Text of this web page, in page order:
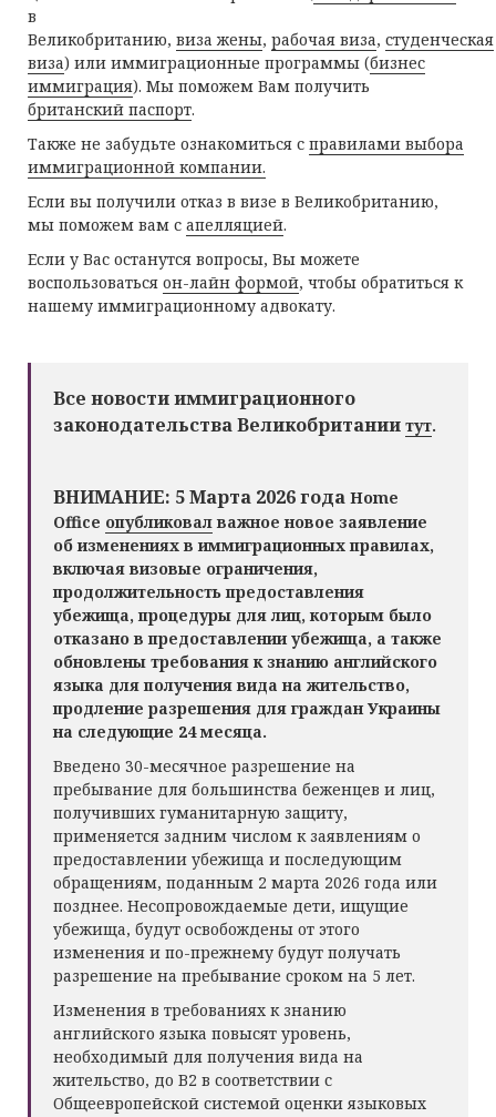
в
Великобританию, виза жены, рабочая виза, студенческая
виза) или иммиграционные программы (бизнес
иммиграция). Мы поможем Вам получить
британский паспорт.
Также не забудьте ознакомиться с правилами выбора
иммиграционной компании.
Если вы получили отказ в визе в Великобританию,
мы поможем вам с апелляцией.
Если у Вас останутся вопросы, Вы можете
воспользоваться он-лайн формой, чтобы обратиться к
нашему иммиграционному адвокату.
Все новости иммиграционного
законодательства Великобритании тут.
ВНИМАНИЕ: 5 Марта 2026 года Home
Office опубликовалважное новое заявление
об изменениях в иммиграционных правилах,
включая визовые ограничения,
продолжительность предоставления
убежища, процедуры для лиц, которым было
отказано в предоставлении убежища, а также
обновлены требования к знанию английского
языка для получения вида на жительство,
продление разрешения для граждан Украины
на следующие 24 месяца.
Введено 30-месячное разрешение на
пребывание для большинства беженцев и лиц,
получивших гуманитарную защиту,
применяется задним числом к ​​заявлениям о
предоставлении убежища и последующим
обращениям, поданным 2 марта 2026 года или
позднее. Несопровождаемые дети, ищущие
убежища, будут освобождены от этого
изменения и по-прежнему будут получать
разрешение на пребывание сроком на 5 лет.
Изменения в требованиях к знанию
английского языка повысят уровень,
необходимый для получения вида на
жительство, до B2 в соответствии с
Общеевропейской системой оценки языковых